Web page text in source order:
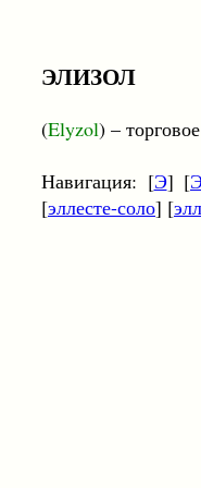
ЭЛИЗОЛ
(Elyzol) –
Навигация: [Э] [
[эллесте-соло] [